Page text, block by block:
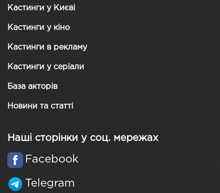
Кастинги у Києві
Кастинги у кіно
Кастинги в рекламу
Кастинги у серіали
База акторів
Новини та статті
Наші сторінки у соц. мережах
Facebook
Telegram